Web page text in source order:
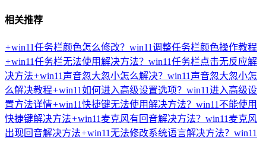
相关推荐
+win11任务栏颜色怎么修改？win11调整任务栏颜色操作教程
+win11任务栏无法使用解决方法？win11任务栏点击无反应解
决方法+win11声音忽大忽小怎么解决？win11声音忽大忽小怎
么解决教程+win11如何进入高级设置选项？win11进入高级设
置方法详情+win11快捷键无法使用解决方法？win11不能使用
快捷键解决方法+win11麦克风有回音解决方法？win11麦克风
出现回音解决方法+win11无法修改系统语言解决方法？win11